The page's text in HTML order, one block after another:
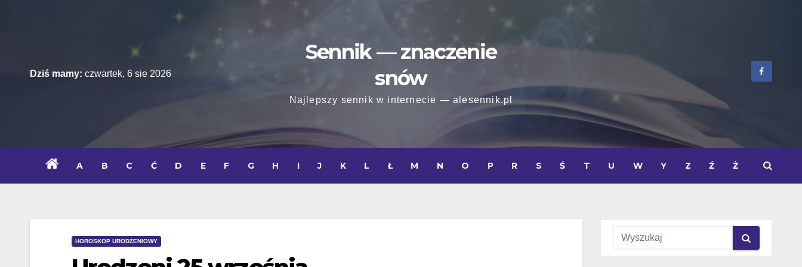
Dziś mamy: czwartek, 6 sie 2026
Sennik — znaczenie
snów
Najlepszy sennik w internecie — alesennik.pl
A B C Ć D E F G H I J K L Ł M N O P R S Ś T U W Y Z Ź Ż
HOROSKOP URODZENIOWY